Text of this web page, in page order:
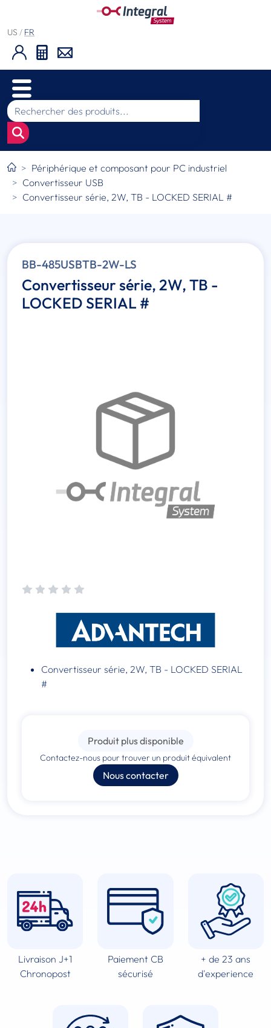
US / FR
Périphérique et composant pour PC industriel
Convertisseur USB
Convertisseur série, 2W, TB - LOCKED SERIAL #
BB-485USBTB-2W-LS
Convertisseur série, 2W, TB -
LOCKED SERIAL #
Convertisseur série, 2W, TB - LOCKED SERIAL
#
Produit plus disponible
Contactez-nous pour trouver un produit équivalent
Nous contacter
Livraison J+1
Chronopost
Paiement CB
sécurisé
+ de 23 ans
d'experience